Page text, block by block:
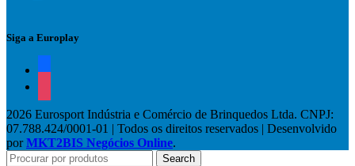
Siga a Europlay
2026 Eurosport Indústria e Comércio de Brinquedos Ltda. CNPJ:
07.788.424/0001-01 | Todos os direitos reservados | Desenvolvido
porMKT2BIS Negócios Online.
Search